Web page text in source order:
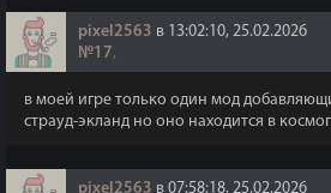
pixel2563 в 13:02:10, 25.02.2026
№17,
в моей игре только один мод
страуд-экланд но оно находится в
pixel2563 в 07:58:18, 25.02.2026